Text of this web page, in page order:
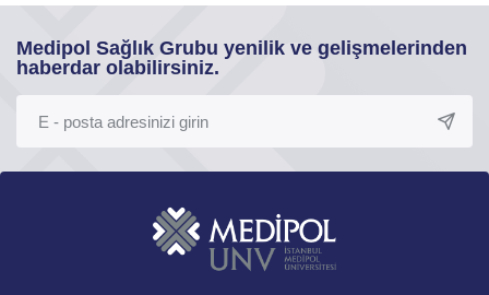
Medipol Sağlık Grubu yenilik ve gelişmelerinden
haberdar olabilirsiniz.